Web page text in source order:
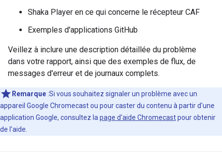
Shaka Player en ce qui concerne le récepteur CAF
Exemples d'applications GitHub
Veillez à inclure une description détaillée du problème
dans votre rapport, ainsi que des exemples de flux, de
messages d'erreur et de journaux complets.
Remarque :Si vous souhaitez signaler un problème avec un
appareil Google Chromecast ou pour caster du contenu à partir d'une
application Google, consultez la page d'aide Chromecastpour obtenir
de l'aide.